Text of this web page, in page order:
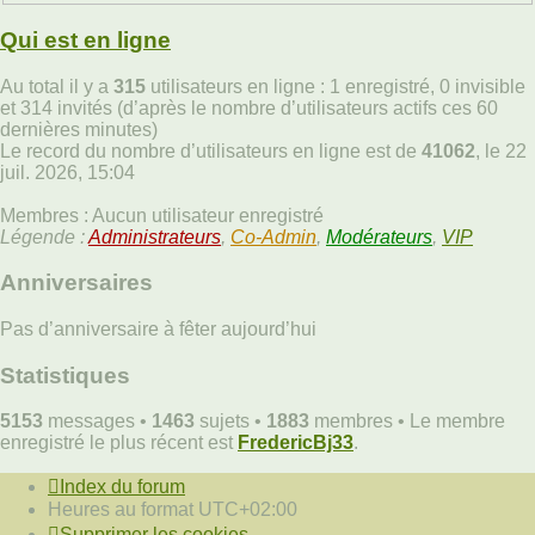
Qui est en ligne
Au total il y a 315 utilisateurs en ligne : 1 enregistré, 0 invisible
et 314 invités (d’après le nombre d’utilisateurs actifs ces 60
dernières minutes)
Le record du nombre d’utilisateurs en ligne est de 41062, le 22
juil. 2026, 15:04
Membres : Aucun utilisateur enregistré
Légende :Administrateurs, Co-Admin, Modérateurs, VIP
Anniversaires
Pas d’anniversaire à fêter aujourd’hui
Statistiques
5153 messages • 1463 sujets • 1883 membres • Le membre
enregistré le plus récent est FredericBj33.
Index du forum
Heures au format UTC+02:00